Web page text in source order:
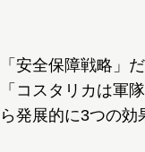
安全保障戦略」
コスタリカは軍
発展的に3つの効